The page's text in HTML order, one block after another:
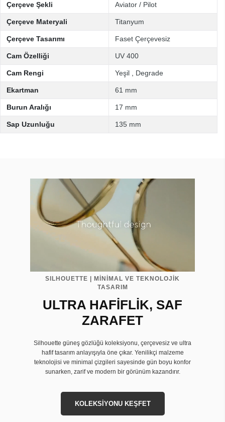
Çerçeve Şekli Aviator / Pilot
Çerçeve Materyali Titanyum
Çerçeve Tasarımı Faset Çerçevesiz
Cam Özelliği UV 400
Cam Rengi Yeşil Degrade
Ekartman 61 mm
Burun Aralığı 17 mm
Sap Uzunluğu 135 mm
SILHOUETTE | MİNİMAL VE TEKNOLOJİK
TASARIM
ULTRA HAFİFLİK, SAF
ZARAFET
Silhouette güneş gözlüğü koleksiyonu, çerçevesiz ve ultra
hafif tasarım anlayışıyla öne çıkar. Yenilikçi malzeme
teknolojisi ve minimal çizgileri sayesinde gün boyu konfor
sunarken, zarif ve modern bir görünüm kazandırır.
KOLEKSİYONU KEŞFET